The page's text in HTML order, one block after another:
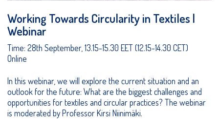
Working Towards Circularity in Textiles |
Webinar
Time: 28th September, 13.15-15.30 EET (12.15-14.30 CET)
Online
In this webinar, we will explore the current situation and an
outlook for the future: What are the biggest challenges and
opportunities for textiles and circular practices? The webinar
is moderated by Professor Kirsi Niinimäki.